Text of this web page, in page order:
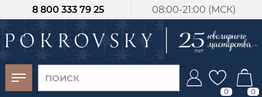
08:00-21:00 (МСК)
8 800 333 79 25
0 0
-30%
от 15 дней с
момента оплаты